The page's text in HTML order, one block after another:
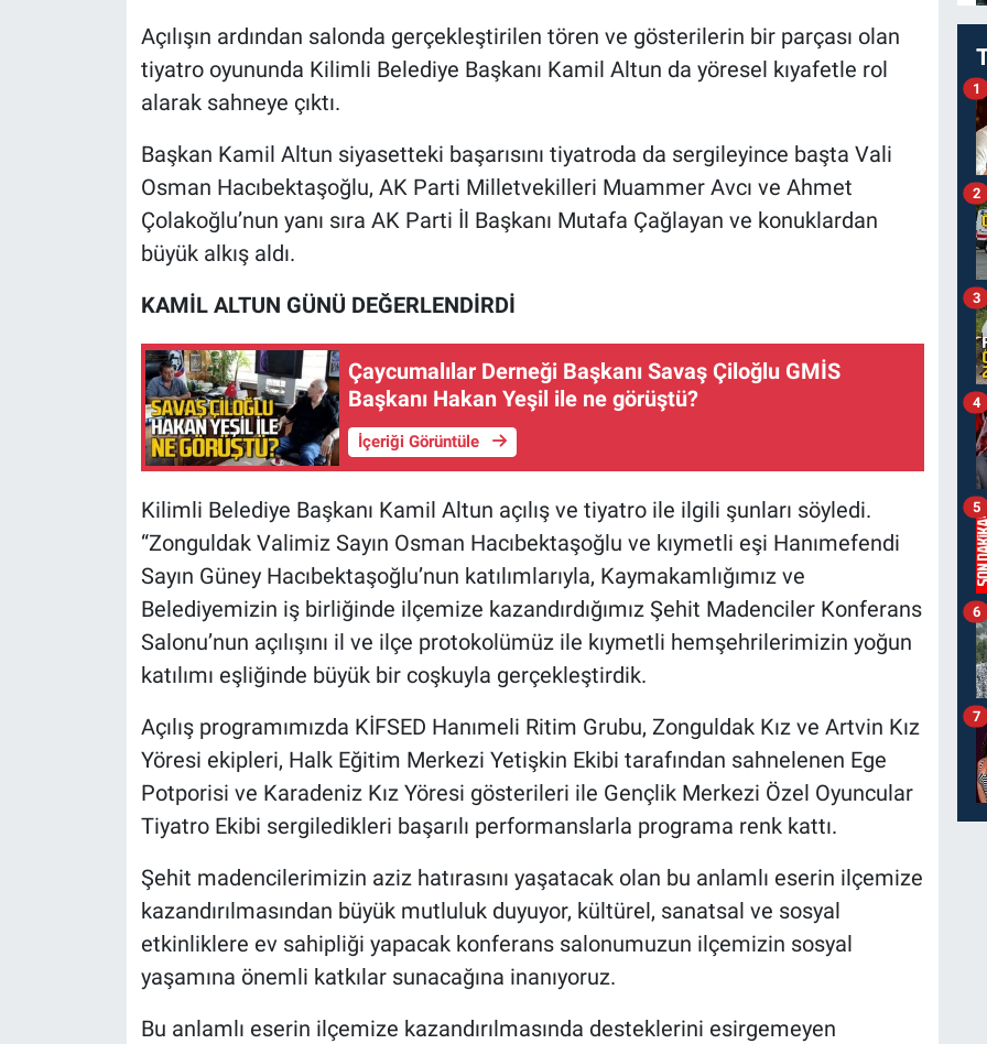
Açılışın ardından salonda gerçekleştirilen tören ve gösterilerin bir parçası olan
tiyatro oyununda Kilimli Belediye Başkanı Kamil Altun da yöresel kıyafetle rol
alarak sahneye çıktı.
Başkan Kamil Altun siyasetteki başarısını tiyatroda da sergileyince başta Vali
Osman Hacıbektaşoğlu, AK Parti Milletvekilleri Muammer Avcı ve Ahmet
Çolakoğlu’nun yanı sıra AK Parti İl Başkanı Mutafa Çağlayan ve konuklardan
büyük alkış aldı.
KAMİL ALTUN GÜNÜ DEĞERLENDİRDİ
Çaycumalılar Derneği Başkanı Savaş Çiloğlu GMİS
Başkanı Hakan Yeşil ile ne görüştü?
İçeriği Görüntüle
Kilimli Belediye Başkanı Kamil Altun açılış ve tiyatro ile ilgili şunları söyledi.
“Zonguldak Valimiz Sayın Osman Hacıbektaşoğlu ve kıymetli eşi Hanımefendi
Sayın Güney Hacıbektaşoğlu’nun katılımlarıyla, Kaymakamlığımız ve
Belediyemizin iş birliğinde ilçemize kazandırdığımız Şehit Madenciler Konferans
Salonu’nun açılışını il ve ilçe protokolümüz ile kıymetli hemşehrilerimizin yoğun
katılımı eşliğinde büyük bir coşkuyla gerçekleştirdik.
Açılış programımızda KİFSED Hanımeli Ritim Grubu, Zonguldak Kız ve Artvin Kız
Yöresi ekipleri, Halk Eğitim Merkezi Yetişkin Ekibi tarafından sahnelenen Ege
Potporisi ve Karadeniz Kız Yöresi gösterileri ile Gençlik Merkezi Özel Oyuncular
Tiyatro Ekibi sergiledikleri başarılı performanslarla programa renk kattı.
Şehit madencilerimizin aziz hatırasını yaşatacak olan bu anlamlı eserin ilçemize
kazandırılmasından büyük mutluluk duyuyor, kültürel, sanatsal ve sosyal
etkinliklere ev sahipliği yapacak konferans salonumuzun ilçemizin sosyal
yaşamına önemli katkılar sunacağına inanıyoruz.
Bu anlamlı eserin ilçemize kazandırılmasında desteklerini esirgemeyen
1
2
3
4
5
6
7